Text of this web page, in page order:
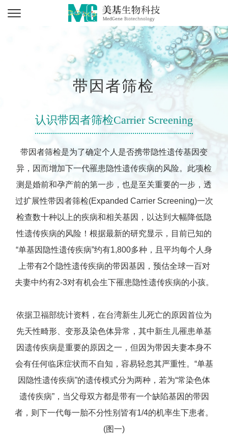
带因者筛检
认识带因者筛检Carrier Screening
带因者筛检是为了确定个人是否携带隐性遗传基因变
异，因而增加下一代罹患隐性遗传疾病的风险。此项检
测是婚前和孕产前的第一步，也是至关重要的一步，透
过扩展性带因者筛检(Expanded Carrier Screening)一次
检查数十种以上的疾病和相关基因，以达到大幅降低隐
性遗传疾病的风险！根据最新的研究显示，目前已知的
“单基因隐性遗传疾病”约有1,800多种，且平均每个人身
上带有2个隐性遗传疾病的带因基因，预估全球一百对
夫妻中约有2-3对有机会生下罹患隐性遗传疾病的小孩。
依据卫福部统计资料，在台湾新生儿死亡的原因首位为
先天性畸形、变形及染色体异常，其中新生儿罹患单基
因遗传疾病是重要的原因之一，但因为带因夫妻本身不
会有任何临床症状而不自知，容易轻忽其严重性。“单基
因隐性遗传疾病”的遗传模式分为两种，若为“常染色体
遗传疾病”，当父母双方都是带有一个缺陷基因的带因
者，则下一代每一胎不分性别皆有1/4的机率生下患者。
(图一)